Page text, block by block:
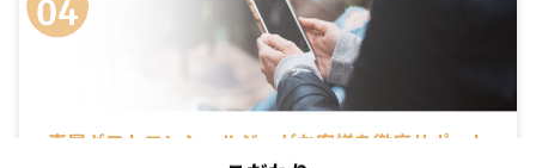
専属ギフトコンシェルジュがお客様を徹底サポート